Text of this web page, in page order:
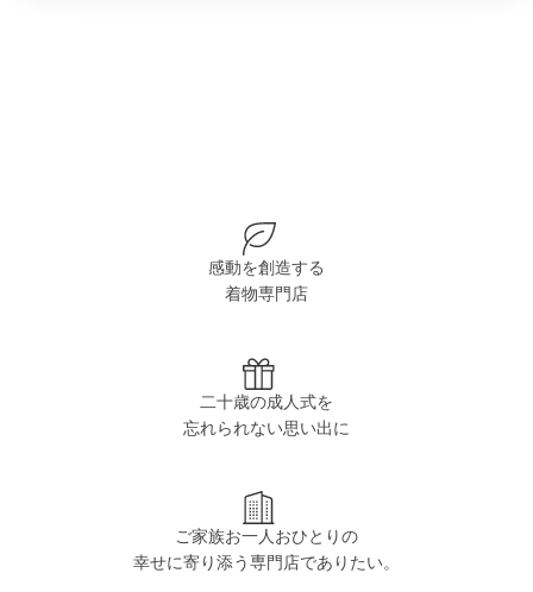
感動を創造する
着物専門店
二十歳の成人式を
忘れられない思い出に
ご家族お一人おひとりの
幸せに寄り添う専門店でありたい。